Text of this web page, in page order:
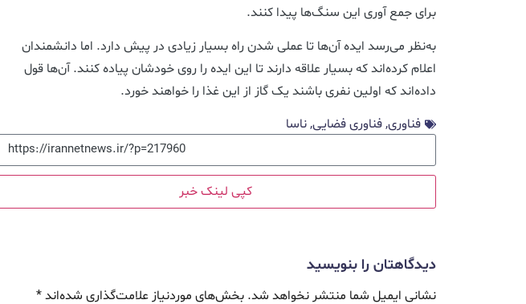
برای جمع آوری این سنگ‌ها پیدا کنند.
به‌نظر می‌رسد ایده آن‌ها تا عملی شدن راه بسیار زیادی در پیش دارد. اما دانشمندان
اعلام کرده‌اند که بسیار علاقه دارند تا این ایده را روی خودشان پیاده کنند. آن‌ها قول
داده‌اند که اولین نفری باشند یک گاز از این غذا را خواهند خورد.
فناوری,فناوری فضایی,ناسا
کپی لینک خبر
دیدگاهتان را بنویسید
نشانی ایمیل شما منتشر نخواهد شد. بخش‌های موردنیاز علامت‌گذاری شده‌اند*